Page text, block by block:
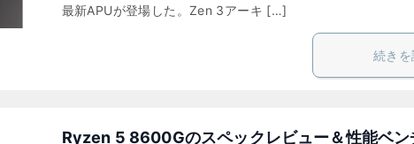
最新APUが登場した。Zen 3アーキ […]
続きを
Ryzen 5 8600Gのスペックレビュー＆性能ベン